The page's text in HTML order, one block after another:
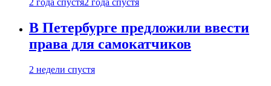
2 года спустя2 года спустя
В Петербурге предложили ввести
права для самокатчиков
2 недели спустя